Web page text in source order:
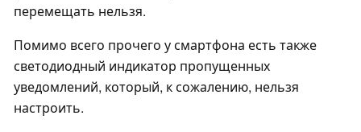
перемещать нельзя.
Помимо всего прочего у смартфона есть также
светодиодный индикатор пропущенных
уведомлений, который, к сожалению, нельзя
настроить.